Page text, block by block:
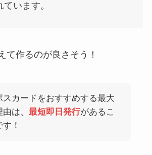
います。
て作るのが良さそう！
スカードをおすすめする最大
は、 最短即日発行があるこ
す！